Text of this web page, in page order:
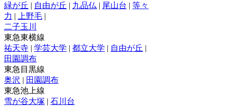
緑が丘 | 自由が丘 | 九品仏 | 尾山台 | 等々
力 | 上野毛 |
二子玉川
東急東横線
祐天寺 | 学芸大学 | 都立大学 | 自由が丘 |
田園調布
東急目黒線
奥沢 | 田園調布
東急池上線
雪が谷大塚 | 石川台